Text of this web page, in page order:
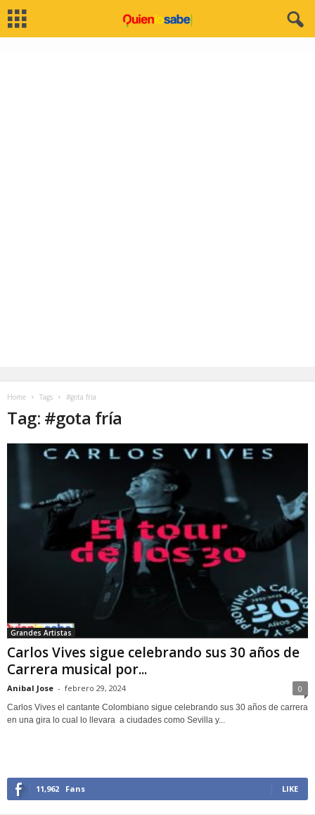
Home Tags #gota fría
Tag: #gota fría
Grandes Artistas
Carlos Vives sigue celebrando sus 30 años de
Carrera musical por...
Anibal Jose - febrero 29, 2024 0
Carlos Vives el cantante Colombiano sigue celebrando sus 30 años de carrera
en una gira lo cual lo llevara a ciudades como Sevilla y...
11,962 Fans LIKE